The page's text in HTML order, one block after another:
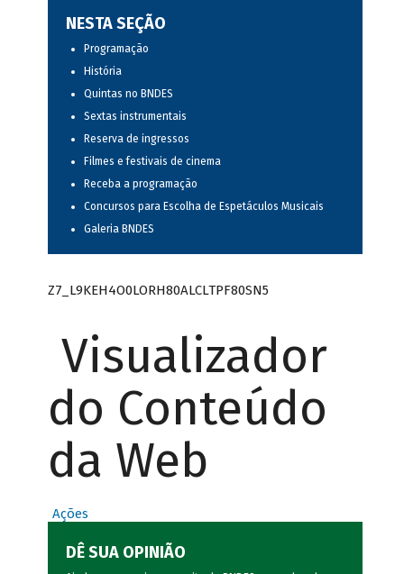
NESTA SEÇÃO
Programação
História
Quintas no BNDES
Sextas instrumentais
Reserva de ingressos
Filmes e festivais de cinema
Receba a programação
Concursos para Escolha de Espetáculos Musicais
Galeria BNDES
Z7_L9KEH4O0LORH80ALCLTPF80SN5
Visualizador
do Conteúdo
da Web
Ações
DÊ SUA OPINIÃO